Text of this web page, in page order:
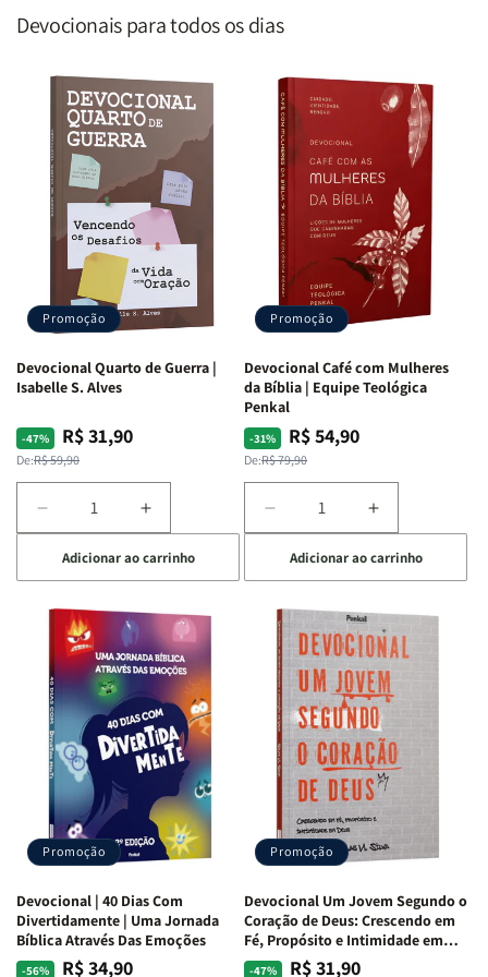
Devocionais para todos os dias
Promoção
Devocional Quarto de Guerra |
Isabelle S. Alves
-47%
Preço
normal
De:R$ 59,90
Preço
promocional
R$ 31,90
Diminuir
a
quantidade
de
Devocional
Quarto
de
Guerra
Isabelle
S.
Alves
Aumentar
a
quantidade
de
Devocional
Quarto
de
Guerra
|
Isabelle
S.
Alves
Adicionar ao carrinho
Promoção
Devocional Café com Mulheres
da Bíblia | Equipe Teológica
Penkal
-31%
Preço
normal
De:R$ 79,90
Preço
promocional
R$ 54,90
Diminuir
a
quantidade
de
Devocional
Café
com
Mulheres
da
Bíblia
Equipe
Teológica
Penkal
Aumentar
a
quantidade
de
Devocional
Café
com
Mulheres
da
Bíblia
|
Equipe
Teológica
Penkal
Adicionar ao carrinho
Promoção
Devocional | 40 Dias Com
Divertidamente | Uma Jornada
Bíblica Através Das Emoções
-56%
Preço
PreçoR$ 34,90
Promoção
Devocional Um Jovem Segundo o
Coração de Deus: Crescendo em
Fé, Propósito e Intimidade em
Deus
-47%
Preço
PreçoR$ 31,90